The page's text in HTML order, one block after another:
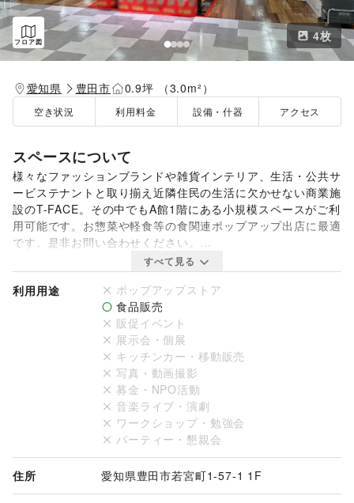
フロア図 4枚
愛知県 豊田市 0.9坪 （3.0m²）
空き状況 利用料金 設備・什器 アクセス
スペースについて
様々なファッションブランドや雑貨インテリア、生活・公共サ
ービステナントと取り揃え近隣住民の生活に欠かせない商業施
設のT-FACE。その中でもA館1階にある小規模スペースがご利
用可能です。お惣菜や軽食等の食関連ポップアップ出店に最適
です。是非お問い合わせください。
※7日間以上からご出店が可能です。
すべて見る
利用用途
ポップアップストア
食品販売
販促イベント
展示会・個展
キッチンカー・移動販売
写真・動画撮影
募金・NPO活動
音楽ライブ・演劇
ワークショップ・勉強会
パーティー・懇親会
住所 愛知県豊田市若宮町1-57-1 1F